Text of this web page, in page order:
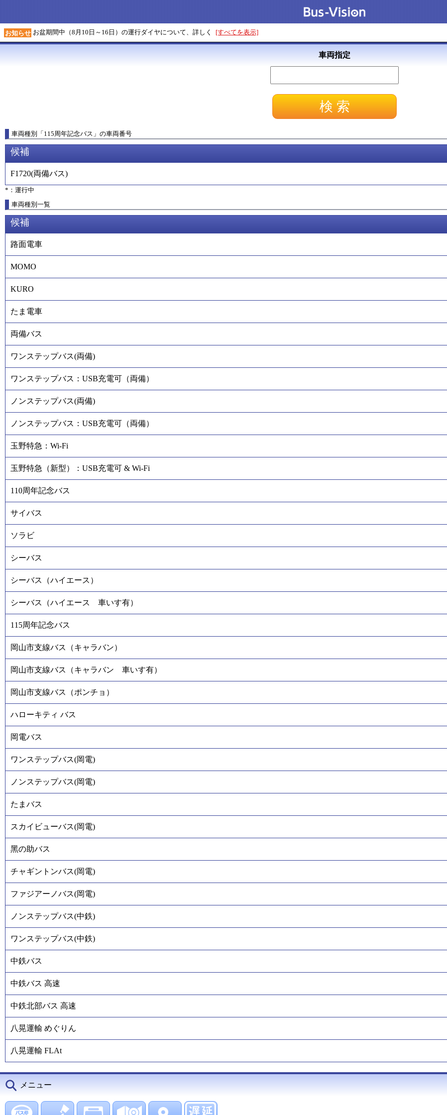
お知らせ お盆期間中（8月10日～16日）の運行ダイヤについて、詳しく [すべてを表示]
車両指定
車両種別 「115周年記念バス 」 の車両番号
候補
F1720(両備バス)
*：運行中
車両種別一覧
候補
路面電車
MOMO
KURO
たま電車
両備バス
ワンステップバス(両備)
ワンステップバス：USB充電可（両備）
ノンステップバス(両備)
ノンステップバス：USB充電可（両備）
玉野特急：Wi-Fi
玉野特急（新型）：USB充電可 & Wi-Fi
110周年記念バス
サイバス
ソラビ
シーバス
シーバス（ハイエース）
シーバス（ハイエース 車いす有）
115周年記念バス
岡山市支線バス（キャラバン）
岡山市支線バス（キャラバン 車いす有）
岡山市支線バス（ポンチョ）
ハローキティ バス
岡電バス
ワンステップバス(岡電)
ノンステップバス(岡電)
たまバス
スカイビューバス(岡電)
黑の助バス
チャギントンバス(岡電)
ファジアーノバス(岡電)
ノンステップバス(中鉄)
ワンステップバス(中鉄)
中鉄バス
中鉄バス 高速
中鉄北部バス 高速
八晃運輸 めぐりん
八晃運輸 FLAt
メニュー